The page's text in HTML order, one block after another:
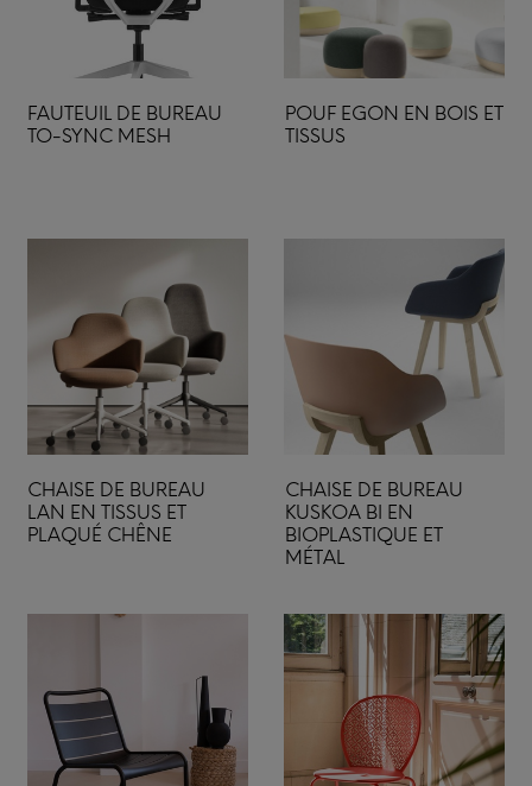
FAUTEUIL DE BUREAU
TO-SYNC MESH
POUF EGON EN BOIS ET
TISSUS
CHAISE DE BUREAU
LAN EN TISSUS ET
PLAQUÉ CHÊNE
CHAISE DE BUREAU
KUSKOA BI EN
BIOPLASTIQUE ET
MÉTAL